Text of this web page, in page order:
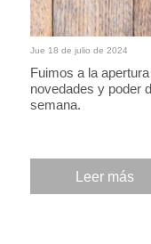
Jue 18 de julio de 2024
Fuimos a la
novedades y poder
semana.
Leer más